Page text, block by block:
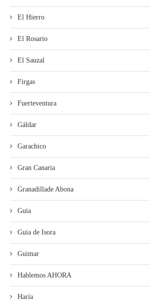
El Hierro
El Rosario
El Sauzal
Firgas
Fuerteventura
Gáldar
Garachico
Gran Canaria
Granadillade Abona
Guia
Guia de Isora
Guimar
Hablemos AHORA
Haría